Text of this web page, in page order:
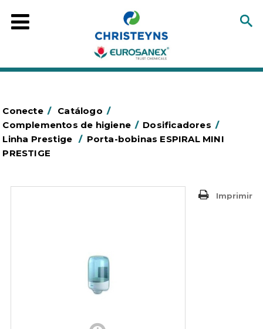
Conecte / Catálogo /
Complementos de higiene / Dosificadores /
Linha Prestige
/ Porta-bobinas ESPIRAL MINI
PRESTIGE
Imprimir